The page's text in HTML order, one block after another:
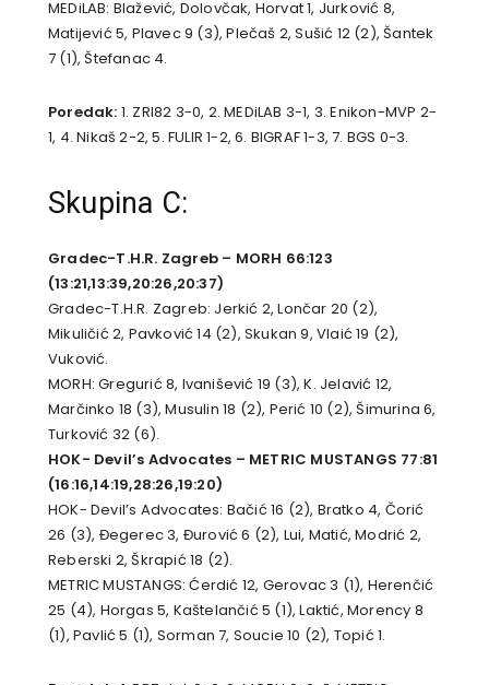
MEDiLAB: Blažević, Dolovčak, Horvat 1, Jurković 8,
Matijević 5, Plavec 9 (3), Plečaš 2, Sušić 12 (2), Šantek
7 (1), Štefanac 4.
Poredak: 1. ZRI82 3-0, 2. MEDiLAB 3-1, 3. Enikon-MVP 2-
1, 4. Nikaš 2-2, 5. FULIR 1-2, 6. BIGRAF 1-3, 7. BGS 0-3.
Skupina C:
Gradec-T.H.R. Zagreb – MORH 66:123
(13:21,13:39,20:26,20:37)
Gradec-T.H.R. Zagreb: Jerkić 2, Lončar 20 (2),
Mikuličić 2, Pavković 14 (2), Skukan 9, Vlaić 19 (2),
Vuković.
MORH: Gregurić 8, Ivanišević 19 (3), K. Jelavić 12,
Marčinko 18 (3), Musulin 18 (2), Perić 10 (2), Šimurina 6,
Turković 32 (6).
HOK- Devil’s Advocates – METRIC MUSTANGS 77:81
(16:16,14:19,28:26,19:20)
HOK- Devil’s Advocates: Bačić 16 (2), Bratko 4, Čorić
26 (3), Đegerec 3, Đurović 6 (2), Lui, Matić, Modrić 2,
Reberski 2, Škrapić 18 (2).
METRIC MUSTANGS: Ćerdić 12, Gerovac 3 (1), Herenčić
25 (4), Horgas 5, Kaštelančić 5 (1), Laktić, Morency 8
(1), Pavlić 5 (1), Sorman 7, Soucie 10 (2), Topić 1.